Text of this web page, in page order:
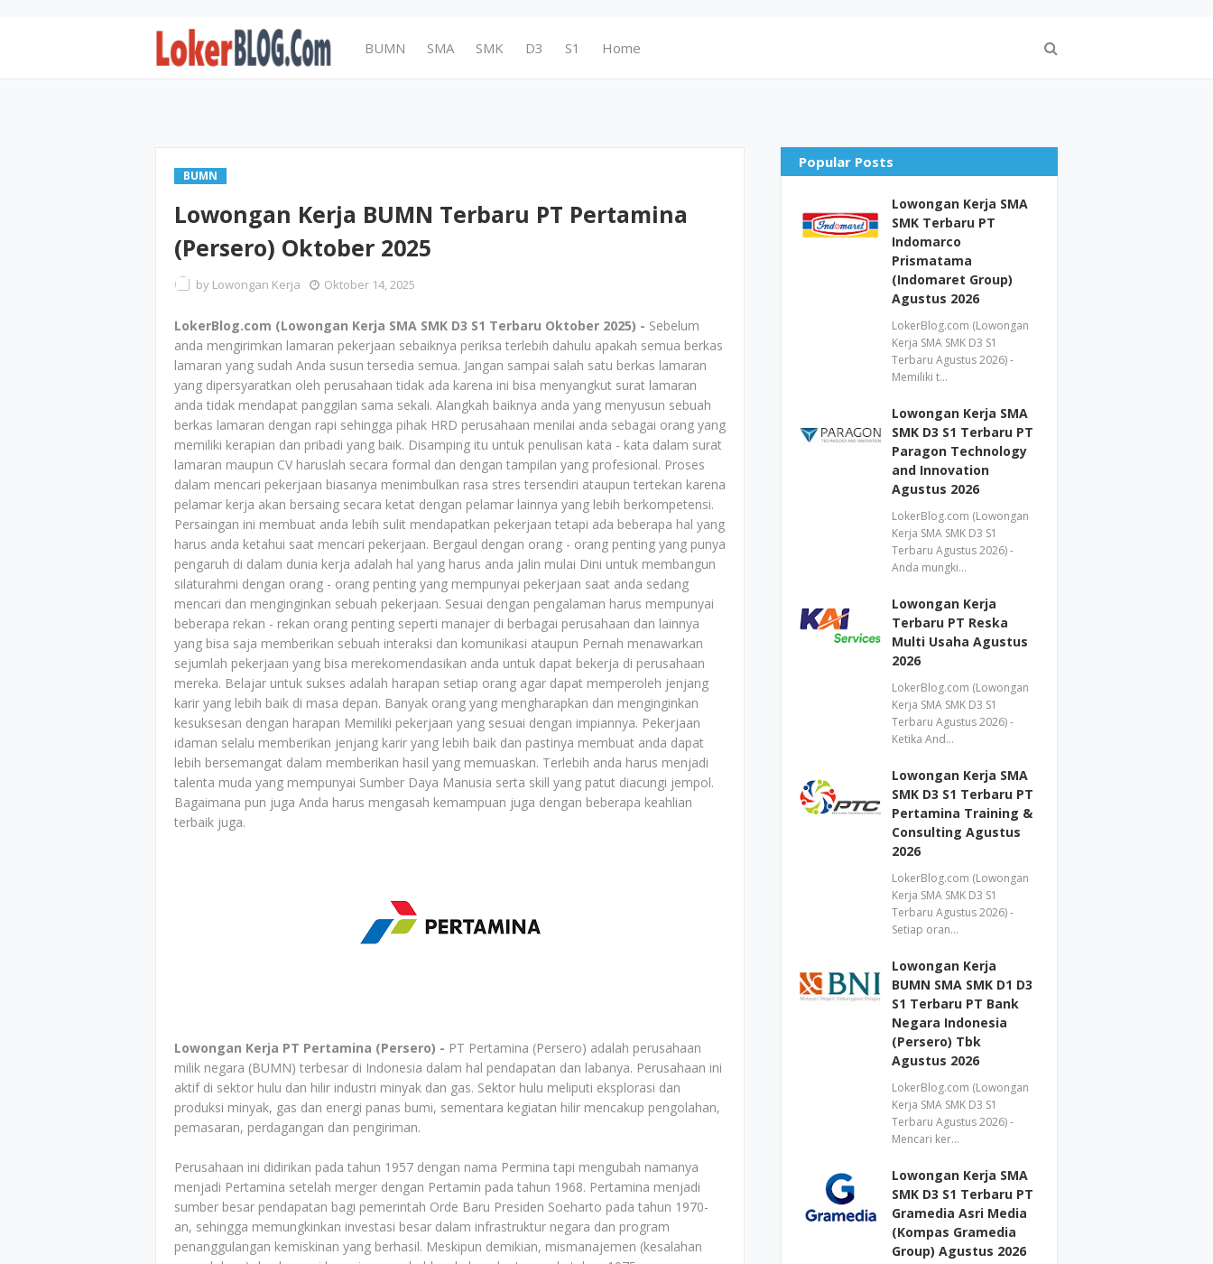
BUMN SMA SMK D3 S1 Home
BUMN
Lowongan Kerja BUMN Terbaru PT Pertamina
(Persero) Oktober 2025
by Lowongan Kerja Oktober 14, 2025
LokerBlog.com (Lowongan Kerja SMA SMK D3 S1 Terbaru Oktober 2025) - Sebelum
anda mengirimkan lamaran pekerjaan sebaiknya periksa terlebih dahulu apakah semua berkas
lamaran yang sudah Anda susun tersedia semua. Jangan sampai salah satu berkas lamaran
yang dipersyaratkan oleh perusahaan tidak ada karena ini bisa menyangkut surat lamaran
anda tidak mendapat panggilan sama sekali. Alangkah baiknya anda yang menyusun sebuah
berkas lamaran dengan rapi sehingga pihak HRD perusahaan menilai anda sebagai orang yang
memiliki kerapian dan pribadi yang baik. Disamping itu untuk penulisan kata - kata dalam surat
lamaran maupun CV haruslah secara formal dan dengan tampilan yang profesional. Proses
dalam mencari pekerjaan biasanya menimbulkan rasa stres tersendiri ataupun tertekan karena
pelamar kerja akan bersaing secara ketat dengan pelamar lainnya yang lebih berkompetensi.
Persaingan ini membuat anda lebih sulit mendapatkan pekerjaan tetapi ada beberapa hal yang
harus anda ketahui saat mencari pekerjaan. Bergaul dengan orang - orang penting yang punya
pengaruh di dalam dunia kerja adalah hal yang harus anda jalin mulai Dini untuk membangun
silaturahmi dengan orang - orang penting yang mempunyai pekerjaan saat anda sedang
mencari dan menginginkan sebuah pekerjaan. Sesuai dengan pengalaman harus mempunyai
beberapa rekan - rekan orang penting seperti manajer di berbagai perusahaan dan lainnya
yang bisa saja memberikan sebuah interaksi dan komunikasi ataupun Pernah menawarkan
sejumlah pekerjaan yang bisa merekomendasikan anda untuk dapat bekerja di perusahaan
mereka. Belajar untuk sukses adalah harapan setiap orang agar dapat memperoleh jenjang
karir yang lebih baik di masa depan. Banyak orang yang mengharapkan dan menginginkan
kesuksesan dengan harapan Memiliki pekerjaan yang sesuai dengan impiannya. Pekerjaan
idaman selalu memberikan jenjang karir yang lebih baik dan pastinya membuat anda dapat
lebih bersemangat dalam memberikan hasil yang memuaskan. Terlebih anda harus menjadi
talenta muda yang mempunyai Sumber Daya Manusia serta skill yang patut diacungi jempol.
Bagaimana pun juga Anda harus mengasah kemampuan juga dengan beberapa keahlian
terbaik juga.
Lowongan Kerja PT Pertamina (Persero) - PT Pertamina (Persero) adalah perusahaan
milik negara (BUMN) terbesar di Indonesia dalam hal pendapatan dan labanya. Perusahaan ini
aktif di sektor hulu dan hilir industri minyak dan gas. Sektor hulu meliputi eksplorasi dan
produksi minyak, gas dan energi panas bumi, sementara kegiatan hilir mencakup pengolahan,
pemasaran, perdagangan dan pengiriman.
Perusahaan ini didirikan pada tahun 1957 dengan nama Permina tapi mengubah namanya
menjadi Pertamina setelah merger dengan Pertamin pada tahun 1968. Pertamina menjadi
sumber besar pendapatan bagi pemerintah Orde Baru Presiden Soeharto pada tahun 1970-
an, sehingga memungkinkan investasi besar dalam infrastruktur negara dan program
penanggulangan kemiskinan yang berhasil. Meskipun demikian, mismanajemen (kesalahan
Popular Posts
Lowongan Kerja SMA
SMK Terbaru PT
Indomarco
Prismatama
(Indomaret Group)
Agustus 2026
LokerBlog.com (Lowongan
Kerja SMA SMK D3 S1
Terbaru Agustus 2026) -
Memiliki t…
Lowongan Kerja SMA
SMK D3 S1 Terbaru PT
Paragon Technology
and Innovation
Agustus 2026
LokerBlog.com (Lowongan
Kerja SMA SMK D3 S1
Terbaru Agustus 2026) -
Anda mungki…
Lowongan Kerja
Terbaru PT Reska
Multi Usaha Agustus
2026
LokerBlog.com (Lowongan
Kerja SMA SMK D3 S1
Terbaru Agustus 2026) -
Ketika And…
Lowongan Kerja SMA
SMK D3 S1 Terbaru PT
Pertamina Training &
Consulting Agustus
2026
LokerBlog.com (Lowongan
Kerja SMA SMK D3 S1
Terbaru Agustus 2026) -
Setiap oran…
Lowongan Kerja
BUMN SMA SMK D1 D3
S1 Terbaru PT Bank
Negara Indonesia
(Persero) Tbk
Agustus 2026
LokerBlog.com (Lowongan
Kerja SMA SMK D3 S1
Terbaru Agustus 2026) -
Mencari ker…
Lowongan Kerja SMA
SMK D3 S1 Terbaru PT
Gramedia Asri Media
(Kompas Gramedia
Group) Agustus 2026